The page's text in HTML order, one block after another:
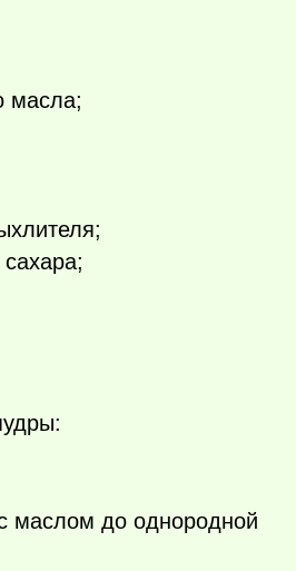
масла;
маслом до однородной